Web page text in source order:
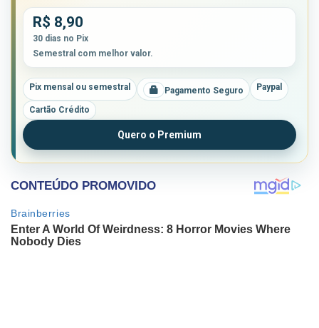
R$ 8,90
30 dias no Pix
Semestral com melhor valor.
Pix mensal ou semestral Pagamento Seguro Paypal
Cartão Crédito
Quero o Premium